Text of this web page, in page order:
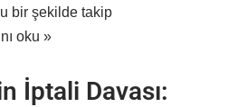
bir şekilde takip
oku »
İptali Davası: